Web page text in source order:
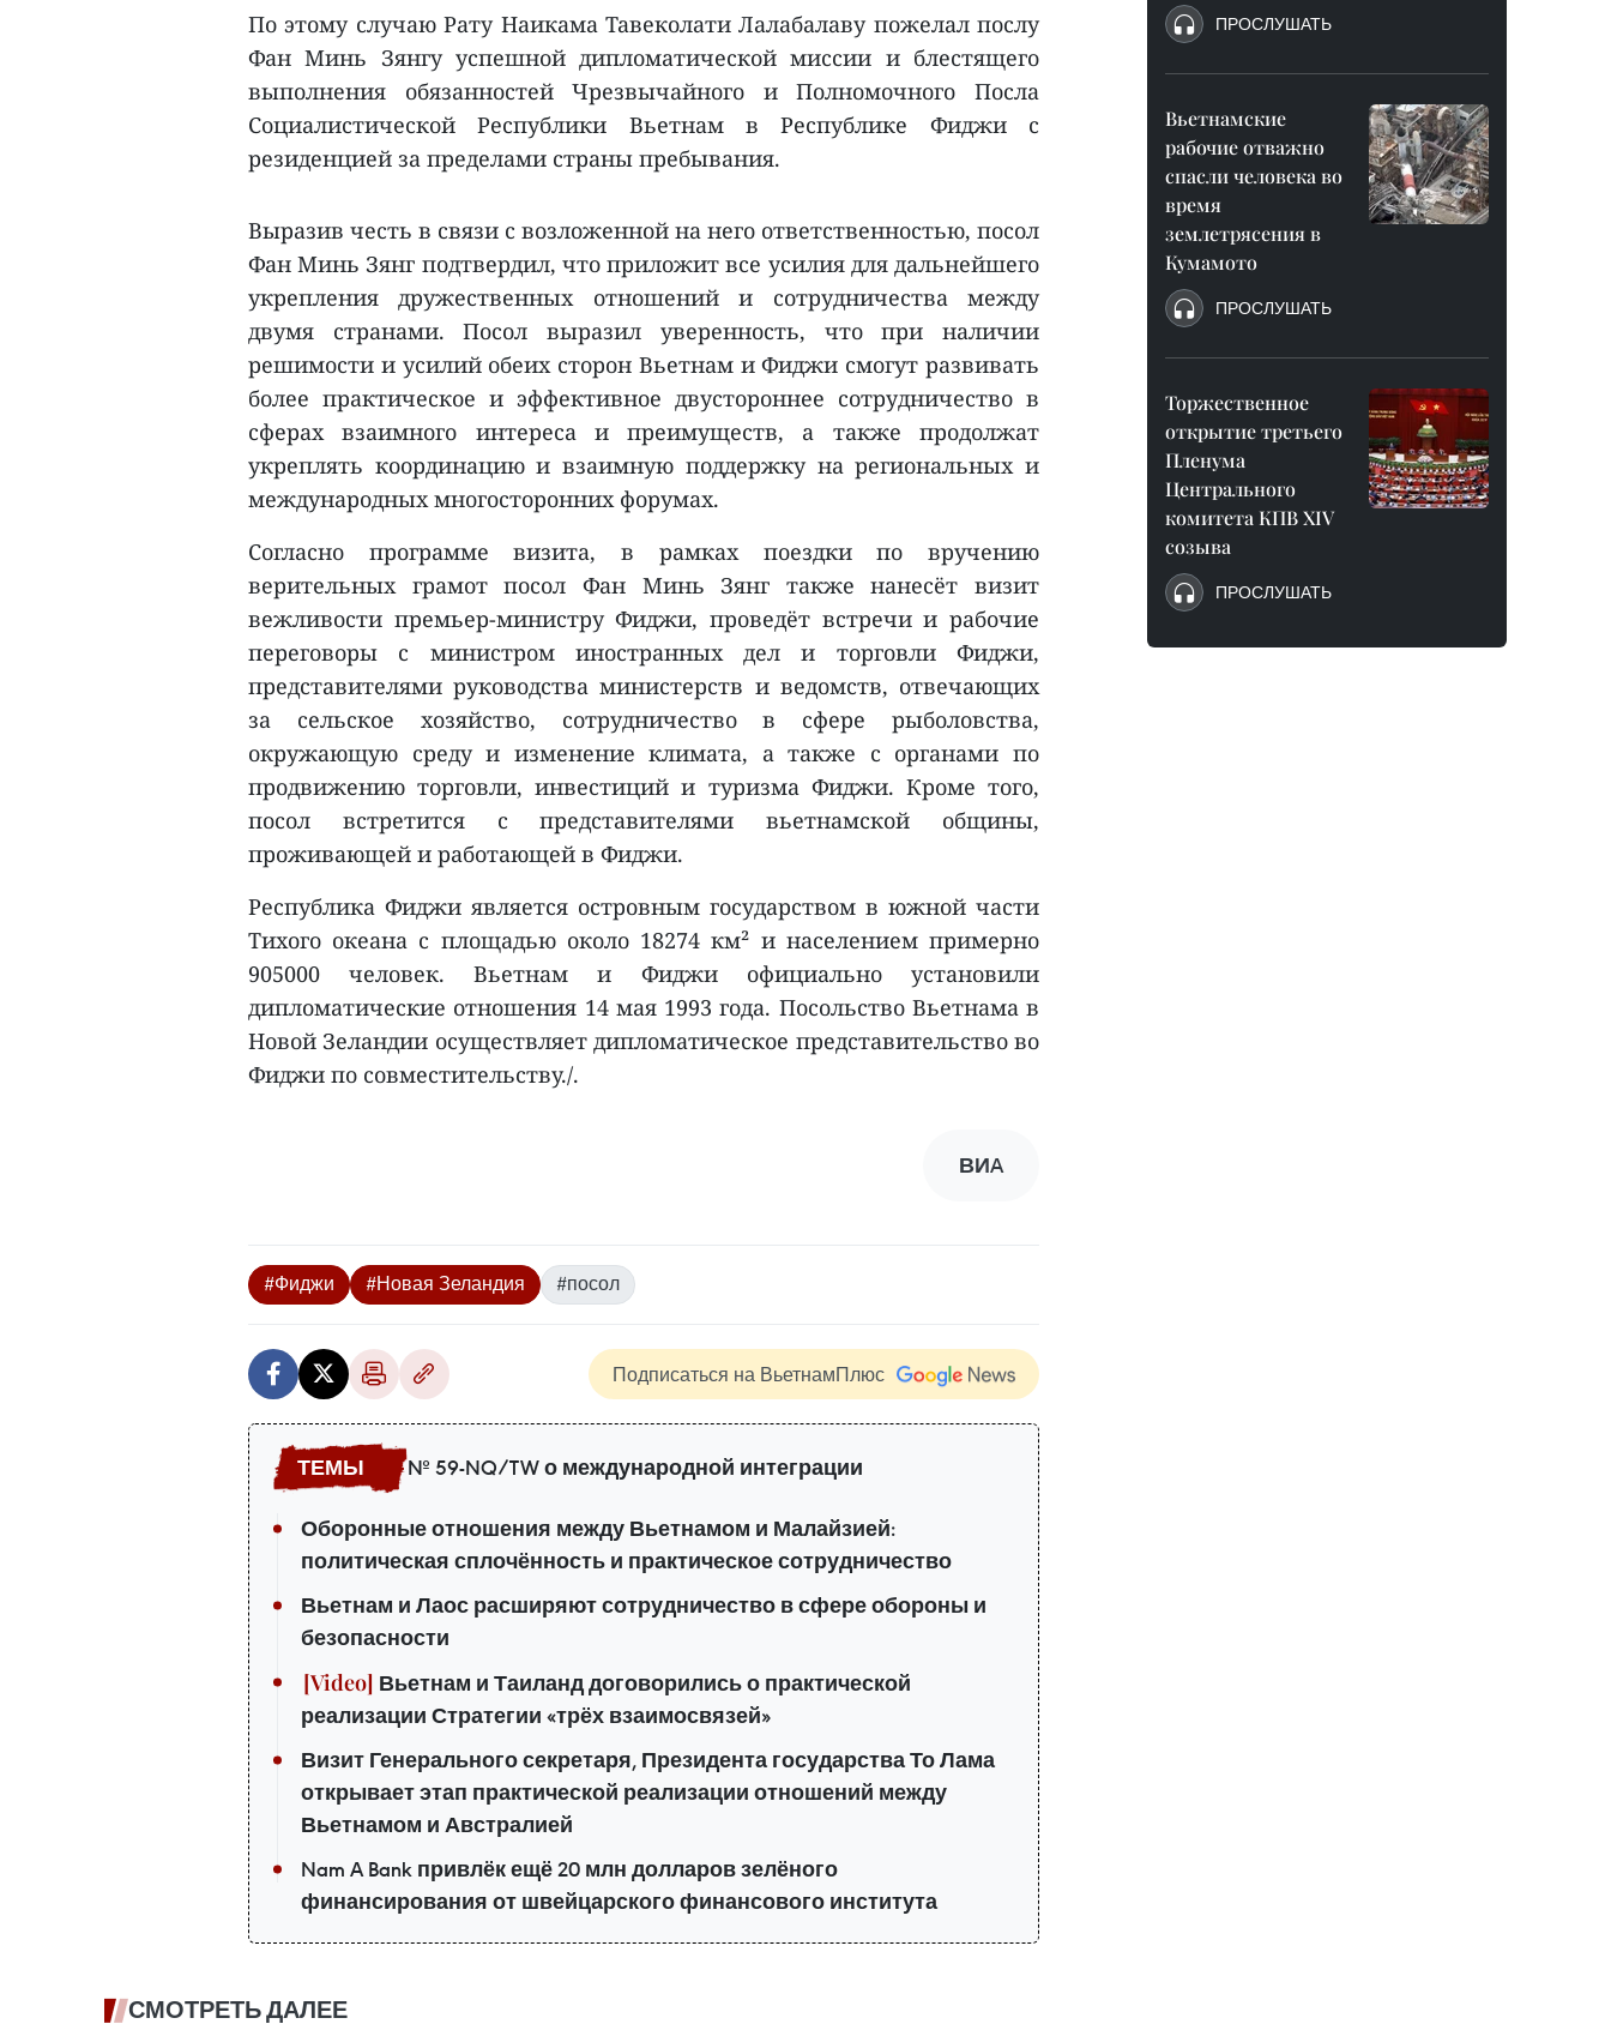
По этому случаю Рату Наикама Тавеколати Лалабалаву пожелал послу
Фан Минь Зянгу успешной дипломатической миссии и блестящего
выполнения обязанностей Чрезвычайного и Полномочного Посла
Социалистической Республики Вьетнам в Республике Фиджи с
резиденцией за пределами страны пребывания.
Выразив честь в связи с возложенной на него ответственностью, посол
Фан Минь Зянг подтвердил, что приложит все усилия для дальнейшего
укрепления дружественных отношений и сотрудничества между
двумя странами. Посол выразил уверенность, что при наличии
решимости и усилий обеих сторон Вьетнам и Фиджи смогут развивать
более практическое и эффективное двустороннее сотрудничество в
сферах взаимного интереса и преимуществ, а также продолжат
укреплять координацию и взаимную поддержку на региональных и
международных многосторонних форумах.
Согласно программе визита, в рамках поездки по вручению
верительных грамот посол Фан Минь Зянг также нанесёт визит
вежливости премьер-министру Фиджи, проведёт встречи и рабочие
переговоры с министром иностранных дел и торговли Фиджи,
представителями руководства министерств и ведомств, отвечающих
за сельское хозяйство, сотрудничество в сфере рыболовства,
окружающую среду и изменение климата, а также с органами по
продвижению торговли, инвестиций и туризма Фиджи. Кроме того,
посол встретится с представителями вьетнамской общины,
проживающей и работающей в Фиджи.
Республика Фиджи является островным государством в южной части
Тихого океана с площадью около 18274 км² и населением примерно
905000 человек. Вьетнам и Фиджи официально установили
дипломатические отношения 14 мая 1993 года. Посольство Вьетнама в
Новой Зеландии осуществляет дипломатическое представительство во
Фиджи по совместительству./.
ВИA
#Фиджи #Новая Зеландия #посол
Подписаться на ВьетнамПлюс
№ 59-NQ/TW о международной интеграции
Оборонные отношения между Вьетнамом и Малайзией:
политическая сплочённость и практическое сотрудничество
Вьетнам и Лаос расширяют сотрудничество в сфере обороны и
безопасности
Вьетнам и Таиланд договорились о практической
реализации Стратегии «трёх взаимосвязей»
Визит Генерального секретаря, Президента государства То Лама
открывает этап практической реализации отношений между
Вьетнамом и Австралией
Nam A Bank привлёк ещё 20 млн долларов зелёного
финансирования от швейцарского финансового института
СМОТРЕТЬ ДАЛЕЕ
ПРОСЛУШАТЬ
Вьетнамские
рабочие отважно
спасли человека во
время
землетрясения в
Кумамото
ПРОСЛУШАТЬ
Торжественное
открытие третьего
Пленума
Центрального
комитета КПВ XIV
созыва
ПРОСЛУШАТЬ